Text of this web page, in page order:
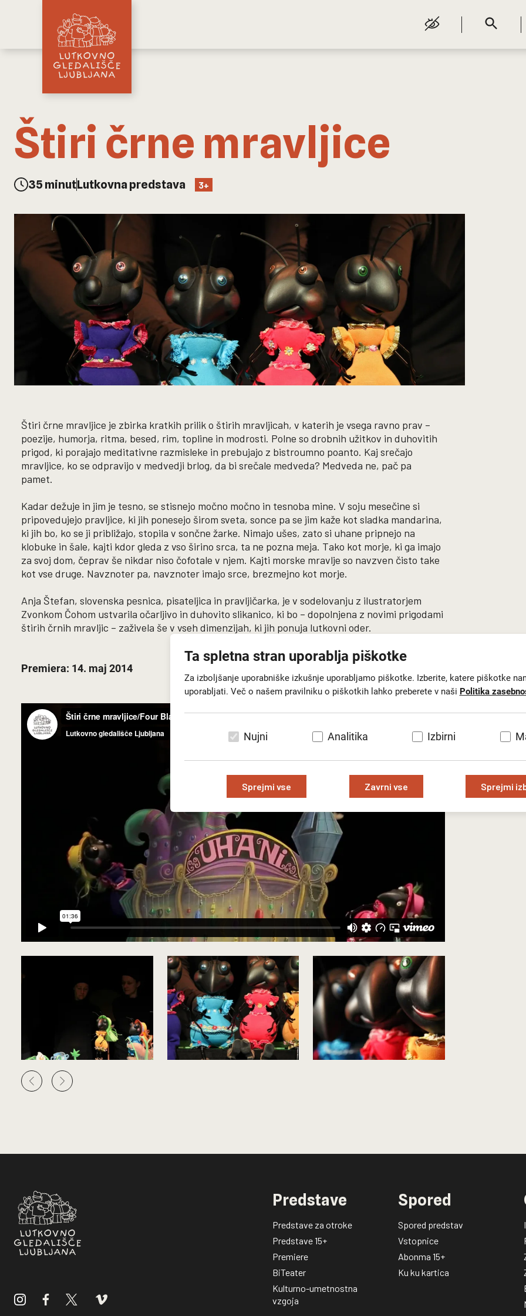
Ta spletna stran uporablja piškotke
Za izboljšanje uporabniške izkušnje uporabljamo piškotke. Izberite, katere piškotke
uporabljati. Več o našem pravilniku o piškotkih lahko preberete v naši Politika
Nujni Analitika Izbirni
Sprejmi vse Zavrni vse Sprejmi
Štiri črne mravljice
35 minutLutkovna predstava 3+
Štiri črne mravljice je zbirka kratkih prilik o štirih mravljicah, v katerih je vsega ravno prav –
poezije, humorja, ritma, besed, rim, topline in modrosti. Polne so drobnih užitkov in duhovitih
prigod, ki porajajo meditativne razmisleke in prebujajo z bistroumno poanto. Kaj srečajo
mravljice, ko se odpravijo v medvedji brlog, da bi srečale medveda? Medveda ne, pač pa
pamet.
Kadar dežuje in jim je tesno, se stisnejo močno močno in tesnoba mine. V soju mesečine si
pripovedujejo pravljice, ki jih ponesejo širom sveta, sonce pa se jim kaže kot sladka mandarina,
ki jih bo, ko se ji približajo, stopila v sončne žarke. Nimajo ušes, zato si uhane pripnejo na
klobuke in šale, kajti kdor gleda z vso širino srca, ta ne pozna meja. Tako kot morje, ki ga imajo
za svoj dom, čeprav še nikdar niso čofotale v njem. Kajti morske mravlje so navzven čisto take
kot vse druge. Navznoter pa, navznoter imajo srce, brezmejno kot morje.
Anja Štefan, slovenska pesnica, pisateljica in pravljičarka, je v sodelovanju z ilustratorjem
Zvonkom Čohom ustvarila očarljivo in duhovito slikanico, ki bo – dopolnjena z novimi prigodami
štirih črnih mravljic – zaživela še v vseh dimenzijah, ki jih ponuja lutkovni oder.
Premiera: 14. maj 2014
Predstave
Predstave za otroke
Predstave 15+
Premiere
BiTeater
Kulturno-umetnostna
vzgoja
Spored
Spored predstav
Vstopnice
Abonma 15+
Ku ku kartica